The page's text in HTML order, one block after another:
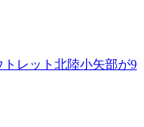
トレット北陸小矢部が9